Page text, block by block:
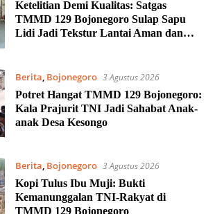
Ketelitian Demi Kualitas: Satgas
TMMD 129 Bojonegoro Sulap Sapu
Lidi Jadi Tekstur Lantai Aman dan
Berita Bojonegoro 3 Agustus 2026
Potret Hangat TMMD 129 Bojonegoro:
Kala Prajurit TNI Jadi Sahabat Anak-
anak Desa Kesongo
Berita, Bojonegoro 3 Agustus 2026
Kopi Tulus Ibu Muji: Bukti
Kemanunggalan TNI-Rakyat di
TMMD 129 Bojonegoro